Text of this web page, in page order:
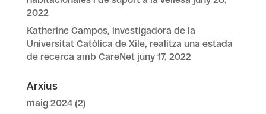
2022
Katherine Campos, investigadora de la
Universitat Catòlica de Xile, realitza una estada
de recerca amb CareNet juny 17, 2022
Arxius
maig 2024(2)